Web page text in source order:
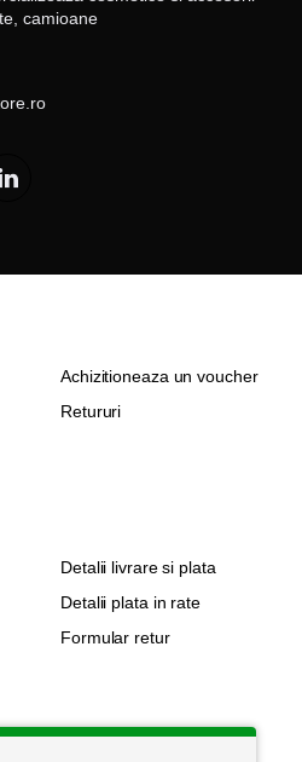
camioane
Achizitioneaza un voucher
Retururi
Detalii livrare si plata
Detalii plata in rate
Formular retur